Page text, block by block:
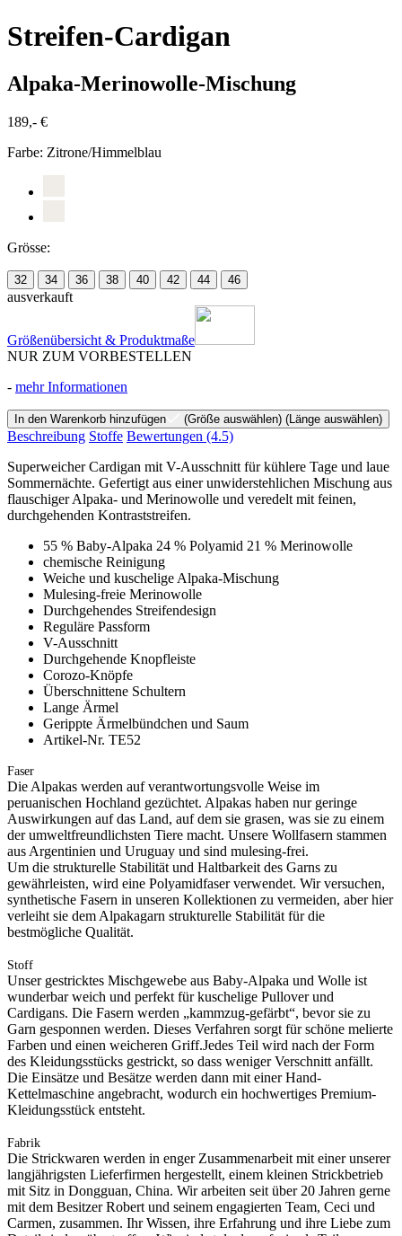
Streifen-Cardigan
Alpaka-Merinowolle-Mischung
189,- €
Farbe: Zitrone/Himmelblau
Grösse:
32 34 36 38 40 42 44 46
ausverkauft
Größenübersicht & Produktmaße
NUR ZUM VORBESTELLEN
- mehr Informationen
In den Warenkorb hinzufügen (Größe auswählen) (Länge auswählen)
Beschreibung Stoffe Bewertungen (4.5)
Superweicher Cardigan mit V-Ausschnitt für kühlere Tage und laue
Sommernächte. Gefertigt aus einer unwiderstehlichen Mischung aus
flauschiger Alpaka- und Merinowolle und veredelt mit feinen,
durchgehenden Kontraststreifen.
55 % Baby-Alpaka 24 % Polyamid 21 % Merinowolle
chemische Reinigung
Weiche und kuschelige Alpaka-Mischung
Mulesing-freie Merinowolle
Durchgehendes Streifendesign
Reguläre Passform
V-Ausschnitt
Durchgehende Knopfleiste
Corozo-Knöpfe
Überschnittene Schultern
Lange Ärmel
Gerippte Ärmelbündchen und Saum
Artikel-Nr. TE52
Faser
Die Alpakas werden auf verantwortungsvolle Weise im
peruanischen Hochland gezüchtet. Alpakas haben nur geringe
Auswirkungen auf das Land, auf dem sie grasen, was sie zu einem
der umweltfreundlichsten Tiere macht. Unsere Wollfasern stammen
aus Argentinien und Uruguay und sind mulesing-frei.
Um die strukturelle Stabilität und Haltbarkeit des Garns zu
gewährleisten, wird eine Polyamidfaser verwendet. Wir versuchen,
synthetische Fasern in unseren Kollektionen zu vermeiden, aber hier
verleiht sie dem Alpakagarn strukturelle Stabilität für die
bestmögliche Qualität.
Stoff
Unser gestricktes Mischgewebe aus Baby-Alpaka und Wolle ist
wunderbar weich und perfekt für kuschelige Pullover und
Cardigans. Die Fasern werden „kammzug-gefärbt“, bevor sie zu
Garn gesponnen werden. Dieses Verfahren sorgt für schöne melierte
Farben und einen weicheren Griff.Jedes Teil wird nach der Form
des Kleidungsstücks gestrickt, so dass weniger Verschnitt anfällt.
Die Einsätze und Besätze werden dann mit einer Hand-
Kettelmaschine angebracht, wodurch ein hochwertiges Premium-
Kleidungsstück entsteht.
Fabrik
Die Strickwaren werden in enger Zusammenarbeit mit einer unserer
langjährigsten Lieferfirmen hergestellt, einem kleinen Strickbetrieb
mit Sitz in Dongguan, China. Wir arbeiten seit über 20 Jahren gerne
mit dem Besitzer Robert und seinem engagierten Team, Ceci und
Carmen, zusammen. Ihr Wissen, ihre Erfahrung und ihre Liebe zum